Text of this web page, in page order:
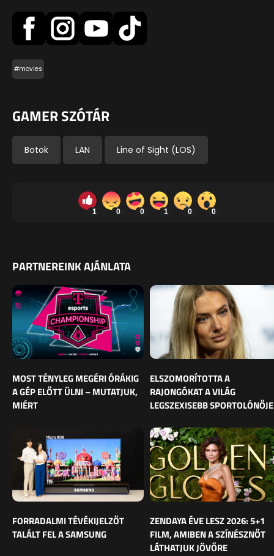
#movies
GAMER SZÓTÁR
Botok LAN Line of Sight (LOS)
1 0 0 1 0 0
PARTNEREINK AJÁNLATA
MOST TÉNYLEG MEGÉRI ÓRÁKIG
A GÉP ELŐTT ÜLNI – MUTATJUK,
MIÉRT
ELSZOMORÍTOTTA A
RAJONGÓKAT A VILÁG
LEGSZEXISEBB SPORTOLÓNŐJE
FORRADALMI TÉVÉKIJELZŐT
TALÁLT FEL A SAMSUNG
ZENDAYA ÉVE LESZ 2026: 5+1
FILM, AMIBEN A SZÍNÉSZNŐT
LÁTHATJUK JÖVŐRE